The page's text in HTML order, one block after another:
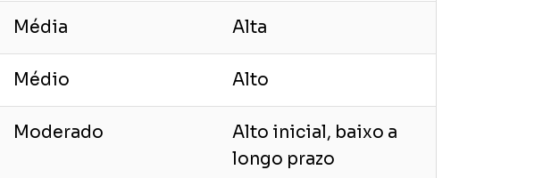
Média Alta
Médio Alto
Moderado
Alto inicial, baixo a
longo prazo